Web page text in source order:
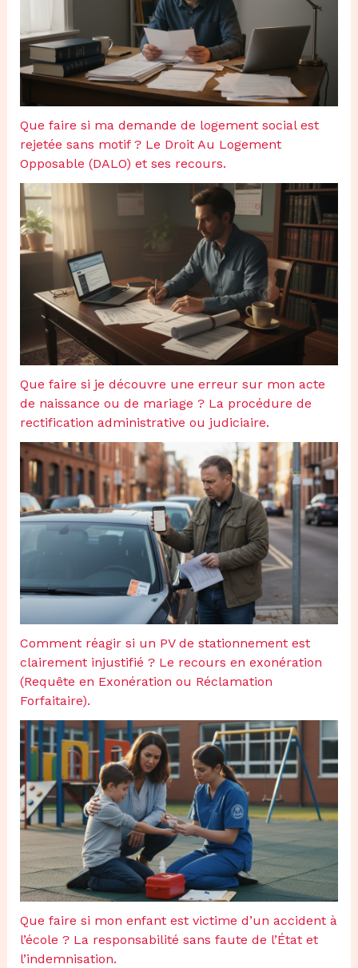
Que faire si ma demande de logement social est
rejetée sans motif ? Le Droit Au Logement
Opposable (DALO) et ses recours.
Que faire si je découvre une erreur sur mon acte
de naissance ou de mariage ? La procédure de
rectification administrative ou judiciaire.
Comment réagir si un PV de stationnement est
clairement injustifié ? Le recours en exonération
(Requête en Exonération ou Réclamation
Forfaitaire).
Que faire si mon enfant est victime d’un accident à
l’école ? La responsabilité sans faute de l’État et
l’indemnisation.